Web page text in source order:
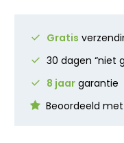
Gratis
30 dagen “niet
8 jaar garantie
Beoordeeld